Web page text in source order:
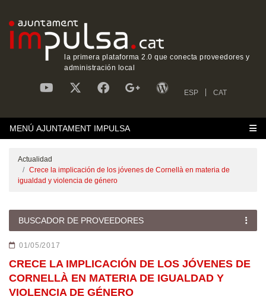
la primera plataforma 2.0 que conecta proveedores y
administración local
ESP CAT
MENÚ AJUNTAMENT IMPULSA
Actualidad
Crece la implicación de los jóvenes de Cornellà en materia de
igualdad y violencia de género
BUSCADOR DE PROVEEDORES
01/05/2017
CRECE LA IMPLICACIÓN DE LOS JÓVENES DE
CORNELLÀ EN MATERIA DE IGUALDAD Y
VIOLENCIA DE GÉNERO